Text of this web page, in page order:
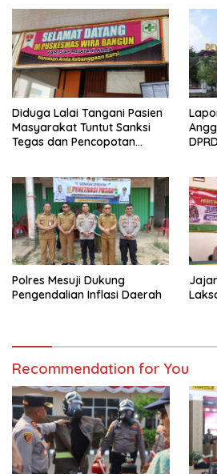
Diduga Lalai Tangani Pasien
Masyarakat Tuntut Sanksi
Tegas dan Pencopotan
Polres Mesuji Dukung
Pengendalian Inflasi Daerah
Recommendation for You